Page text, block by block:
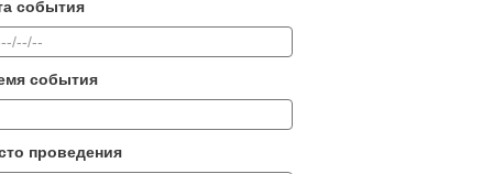
события
события
проведения